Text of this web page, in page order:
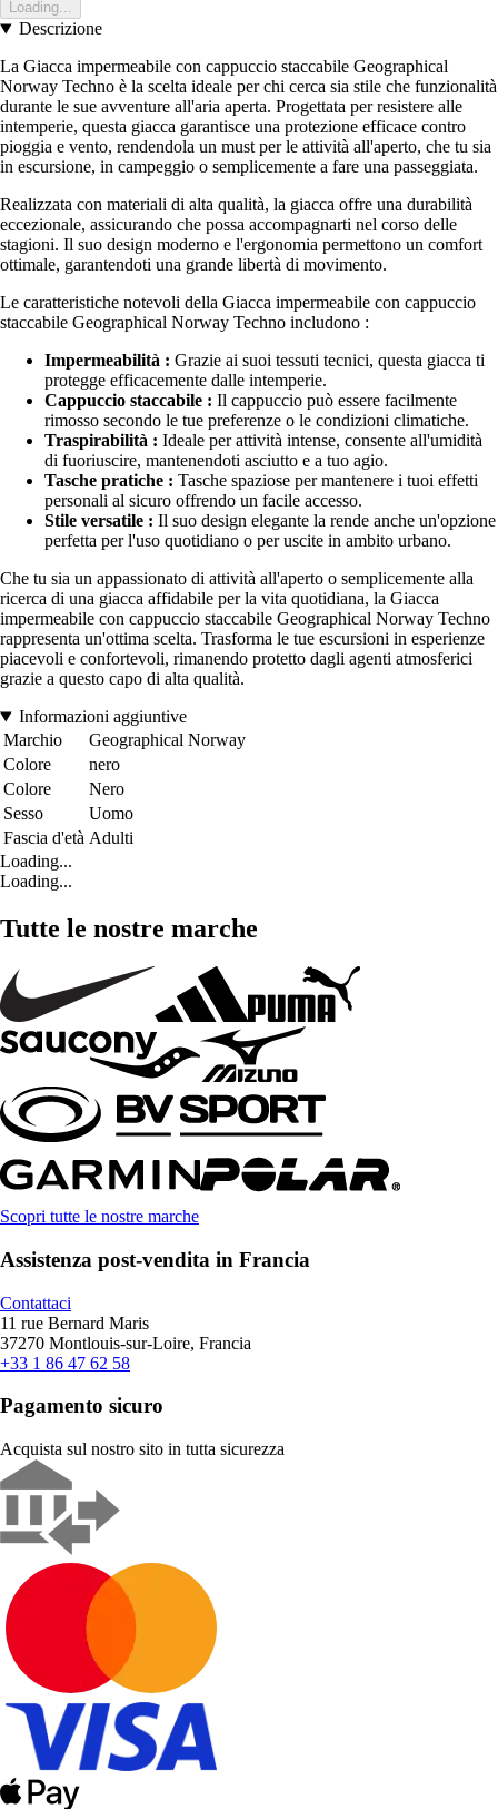
Loading...
Descrizione
La Giacca impermeabile con cappuccio staccabile Geographical
Norway Techno è la scelta ideale per chi cerca sia stile che funzionalità
durante le sue avventure all'aria aperta. Progettata per resistere alle
intemperie, questa giacca garantisce una protezione efficace contro
pioggia e vento, rendendola un must per le attività all'aperto, che tu sia
in escursione, in campeggio o semplicemente a fare una passeggiata.
Realizzata con materiali di alta qualità, la giacca offre una durabilità
eccezionale, assicurando che possa accompagnarti nel corso delle
stagioni. Il suo design moderno e l'ergonomia permettono un comfort
ottimale, garantendoti una grande libertà di movimento.
Le caratteristiche notevoli della Giacca impermeabile con cappuccio
staccabile Geographical Norway Techno includono :
Impermeabilità : Grazie ai suoi tessuti tecnici, questa giacca ti
protegge efficacemente dalle intemperie.
Cappuccio staccabile : Il cappuccio può essere facilmente
rimosso secondo le tue preferenze o le condizioni climatiche.
Traspirabilità : Ideale per attività intense, consente all'umidità
di fuoriuscire, mantenendoti asciutto e a tuo agio.
Tasche pratiche : Tasche spaziose per mantenere i tuoi effetti
personali al sicuro offrendo un facile accesso.
Stile versatile : Il suo design elegante la rende anche un'opzione
perfetta per l'uso quotidiano o per uscite in ambito urbano.
Che tu sia un appassionato di attività all'aperto o semplicemente alla
ricerca di una giacca affidabile per la vita quotidiana, la Giacca
impermeabile con cappuccio staccabile Geographical Norway Techno
rappresenta un'ottima scelta. Trasforma le tue escursioni in esperienze
piacevoli e confortevoli, rimanendo protetto dagli agenti atmosferici
grazie a questo capo di alta qualità.
Informazioni aggiuntive
Marchio
Geographical Norway
Colore
nero
Colore
Nero
Sesso
Uomo
Fascia d'età Adulti
Loading...
Loading...
Tutte le nostre marche
Scopri tutte le nostre marche
Assistenza post-vendita in Francia
Contattaci
11 rue Bernard Maris
37270 Montlouis-sur-Loire, Francia
+33 1 86 47 62 58
Pagamento sicuro
Acquista sul nostro sito in tutta sicurezza